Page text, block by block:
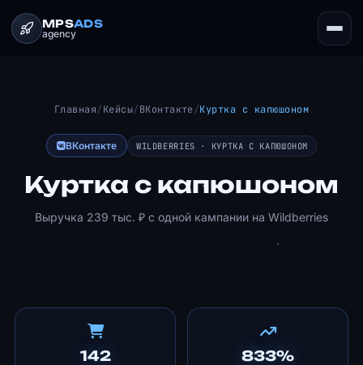
MPSADS
agency
Главная/Кейсы/ВКонтакте/Куртка с капюшоном
ВКонтакте WILDBERRIES · КУРТКА С КАПЮШОНОМ
Куртка с капюшоном
Выручка 239 тыс. ₽ с одной кампании на Wildberries
142 833%